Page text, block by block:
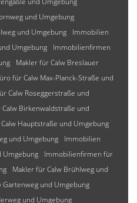
und Umgebung
und Umgebung
Immobilien
Umgebung
Immobilienfirmen
Makler für Calw Breslauer
für Calw Max-Planck-Straße und
Calw Roseggerstraße und
Birkenwaldstraße und
Hauptstraße und Umgebung
und Umgebung
Immobilien
Umgebung
Immobilienfirmen für
Makler für Calw Brühlweg und
Gartenweg und Umgebung
und Umgebung